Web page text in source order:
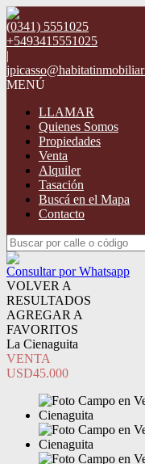
(0341) 5551025
+5493415551025
|
MENÚ
LLAMAR
Quienes Somos
Propiedades
Venta
Alquiler
Tasación
Buscá en el Mapa
Contacto
Consultar por Whatsapp
VOLVER A
RESULTADOS
AGREGAR A
FAVORITOS
La Cienaguita
VENTA
USD45.000